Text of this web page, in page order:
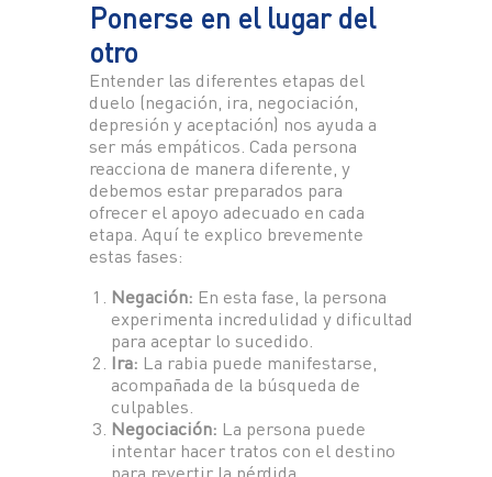
Ponerse en el lugar del
otro
Entender las diferentes etapas del
duelo (negación, ira, negociación,
depresión y aceptación) nos ayuda a
ser más empáticos. Cada persona
reacciona de manera diferente, y
debemos estar preparados para
ofrecer el apoyo adecuado en cada
etapa. Aquí te explico brevemente
estas fases:
Negación: En esta fase, la persona
experimenta incredulidad y dificultad
para aceptar lo sucedido.
Ira: La rabia puede manifestarse,
acompañada de la búsqueda de
culpables.
Negociación: La persona puede
intentar hacer tratos con el destino
para revertir la pérdida.